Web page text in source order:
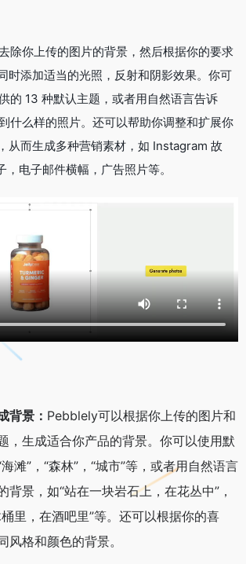
除你上传的图片的背景，然后根据你的要求
时添加适当的光照，反射和阴影效果。你可
的 13 种默认主题，或者用自然语言告诉
什么样的照片。还可以帮助你调整和扩展你
从而生成多种营销素材，如 Instagram 故
电子邮件横幅，广告照片等。
背景： Pebblely可以根据你上传的图片和
，生成适合你产品的背景。你可以使用默
滩”，“森林”，“城市”等，或者用自然语言
背景，如“站在一块岩石上，在花丛中”，
里，在酒吧里”等。还可以根据你的喜
风格和颜色的背景。